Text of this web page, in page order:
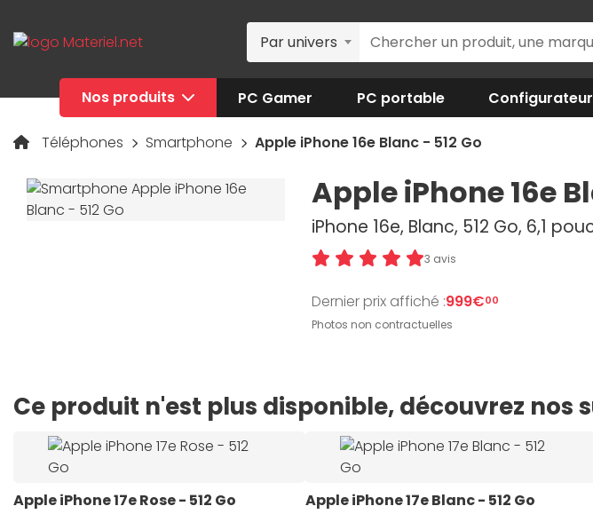
Par univers
Nos produits PC Gamer PC portable Configurateur
Téléphones Smartphone Apple iPhone 16e Blanc - 512 Go
Apple iPhone 16e
iPhone 16e, Blanc, 512 Go, 6,1
3 avis
Dernier prix affiché :999€00
Photos non contractuelles
Ce produit n'est plus disponible, découvrez nos
Apple iPhone 17e Rose - 512 Go Apple iPhone 17e Blanc - 512 Go